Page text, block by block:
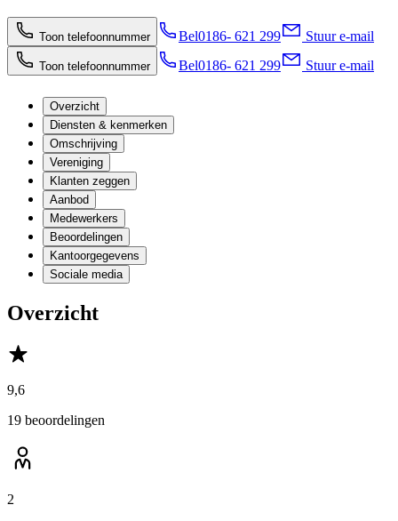
Toon telefoonnummer Bel0186- 621 299 Stuur e-mail
Toon telefoonnummer Bel0186- 621 299 Stuur e-mail
Overzicht
Diensten & kenmerken
Omschrijving
Vereniging
Klanten zeggen
Aanbod
Medewerkers
Beoordelingen
Kantoorgegevens
Sociale media
Overzicht
9,6
19 beoordelingen
2